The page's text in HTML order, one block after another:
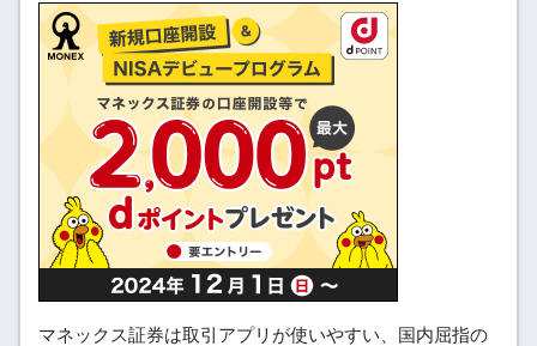
マネックス証券は取引アプリが使いやすい、国内屈指の